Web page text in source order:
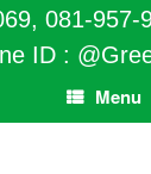
, 081-957-
ID :
Menu